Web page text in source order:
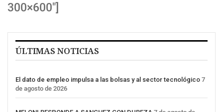
300×600″]
ÚLTIMAS NOTICIAS
El dato de empleo impulsa a las bolsas y al sector tecnológico 7
de agosto de 2026